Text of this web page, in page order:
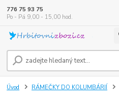
776 75 93 75
Po - Pá 9,00 - 15,00 hod.
Úvod RÁMEČKY DO KOLUMBÁRIÍ